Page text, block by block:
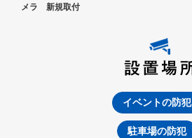
メラ 新規取付
イベントの防犯
駐車場の防犯